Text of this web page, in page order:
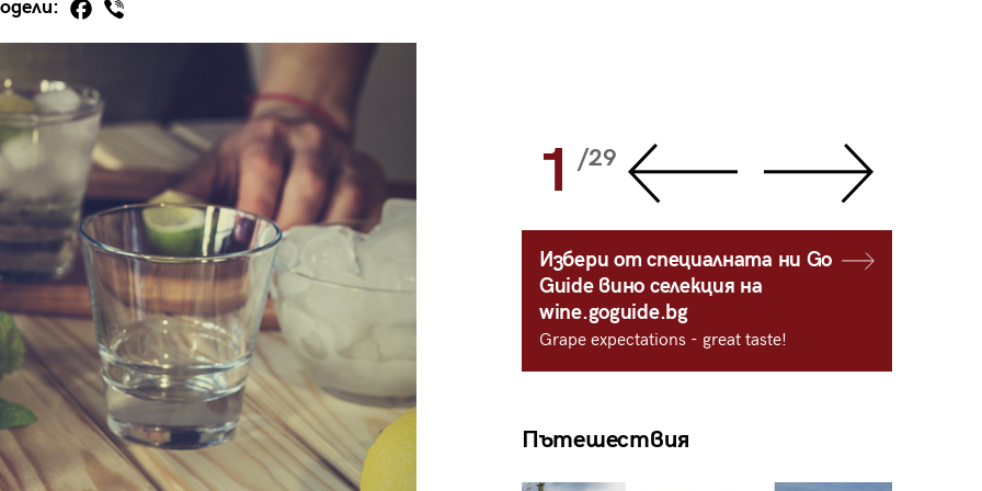
29/29 1 /29
Избери от специалната ни Go
Guide вино селекция на
wine.goguide.bg
Grape expectations - great taste!
Пътешествия